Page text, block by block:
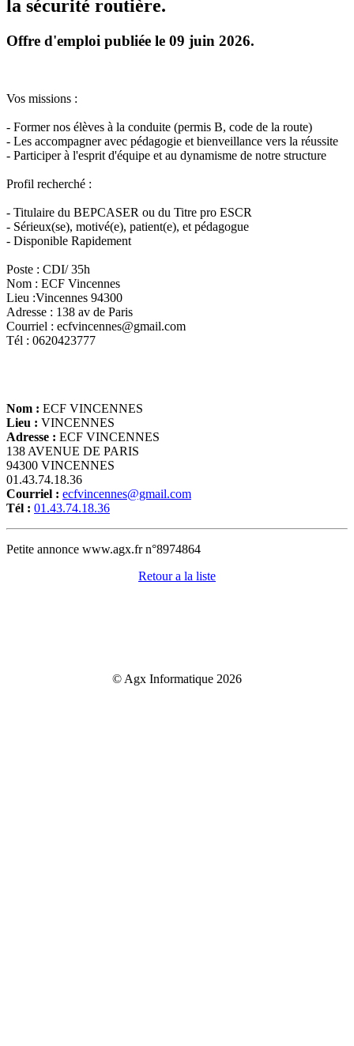
la sécurité routière.
Offre d'emploi publiée le 09 juin 2026.
Vos missions :
- Former nos élèves à la conduite (permis B, code de la route)
- Les accompagner avec pédagogie et bienveillance vers la réussite
- Participer à l'esprit d'équipe et au dynamisme de notre structure
Profil recherché :
- Titulaire du BEPCASER ou du Titre pro ESCR
- Sérieux(se), motivé(e), patient(e), et pédagogue
- Disponible Rapidement
Poste : CDI/ 35h
Nom : ECF Vincennes
Lieu :Vincennes 94300
Adresse : 138 av de Paris
Courriel : ecfvincennes@gmail.com
Tél : 0620423777
Nom : ECF VINCENNES
Lieu : VINCENNES
Adresse : ECF VINCENNES
138 AVENUE DE PARIS
94300 VINCENNES
01.43.74.18.36
Courriel : ecfvincennes@gmail.com
Tél : 01.43.74.18.36
Petite annonce www.agx.fr n°8974864
Retour a la liste
© Agx Informatique 2026